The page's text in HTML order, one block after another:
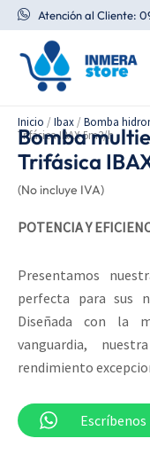
al
contenido
Atención al Cliente:
Inicio /Ibax /Bomba
Trifásica IBAX 5m3/h
Bomba
Trifásica
(No incluye IVA)
POTENCIA Y
Presentamos
perfecta para sus
Diseñada con la
vanguardia,
rendimiento